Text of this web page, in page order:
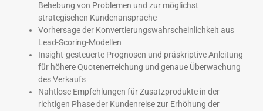
Behebung von Problemen und zur möglichst
strategischen Kundenansprache
Vorhersage der Konvertierungswahrscheinlichkeit aus
Lead-Scoring-Modellen
Insight-gesteuerte Prognosen und präskriptive Anleitung
für höhere Quotenerreichung und genaue Überwachung
des Verkaufs
Nahtlose Empfehlungen für Zusatzprodukte in der
richtigen Phase der Kundenreise zur Erhöhung der